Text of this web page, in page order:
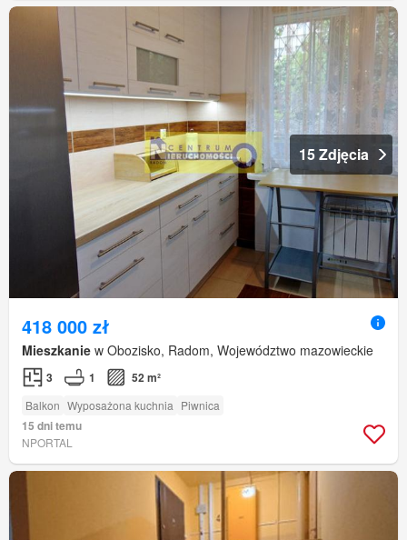
15 Zdjęcia
418 000 zł
Mieszkanie w Obozisko, Radom, Województwo mazowieckie
3 1 52 m²
Balkon Wyposażona kuchnia Piwnica
15 dni temu
NPORTAL